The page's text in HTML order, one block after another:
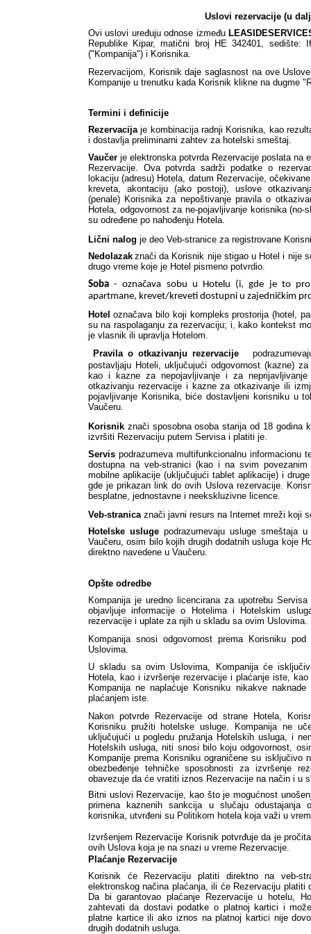
Uslovi rezervacije (u
Ovi uslovi uređuju odnose između
Republike Kipar, matični broj HE 342401, sedište:
("Kompanija") i Korisnika.
Rezervacijom, Korisnik daje saglasnost na ove
Kompanije u trenutku kada Korisnik klikne na dugme
Termini i definicije
Rezervacija je kombinacija radnji Korisnika, kao
i dostavlja preliminarni zahtev za hotelski smeštaj.
Vaučer je elektronska potvrda Rezervacije poslata na
Rezervacije. Ova potvrda sadrži podatke o
lokaciju (adresu) Hotela, datum Rezervacije,
kreveta, akontaciju (ako postoji), uslove
(penale) Korisnika za nepoštivanje pravila o
Hotela, odgovornost za ne-pojavljivanje korisnika
su određene po nahođenju Hotela.
Lični nalog je deo Veb-stranice za registrovane
Nedolazak znači da Korisnik nije stigao u Hotel i nije
drugo vreme koje je Hotel pismeno potvrdio.
Soba - označava sobu u Hotelu (i, gde je to
apartmane, krevet/kreveti dostupni u zajedničkim
Hotel označava bilo koji kompleks prostorija (hotel,
su na raspolaganju za rezervaciju; i, kako kontekst
je vlasnik ili upravlja Hotelom.
Pravila o otkazivanju rezervacije
postavljaju Hoteli, uključujući odgovornost (kazne)
kao i kazne za nepojavljivanje i za
otkazivanju rezervacije i kazne za otkazivanje ili
pojavljivanje Korisnika, biće dostavljeni korisniku u
Vaučeru.
Korisnik znači sposobna osoba starija od 18 godina
izvršiti Rezervaciju putem Servisa i platiti je.
Servis podrazumeva multifunkcionalnu informacionu
dostupna na veb-stranici (kao i na svim
mobilne aplikacije (uključujući tablet aplikacije) i
gde je prikazan link do ovih Uslova rezervacije.
besplatne, jednostavne i neekskluzivne licence.
Veb-stranica znači javni resurs na Internet mreži koji
Hotelske usluge podrazumevaju usluge smeštaja
Vaučeru, osim bilo kojih drugih dodatnih usluga koje
direktno navedene u Vaučeru.
Opšte odredbe
Kompanija je uredno licencirana za upotrebu
objavljuje informacije o Hotelima i Hotelskim
rezervacije i uplate za njih u skladu sa ovim Uslovima.
Kompanija snosi odgovornost prema Korisniku
Uslovima.
U skladu sa ovim Uslovima, Kompanija će
Hotela, kao i izvršenje rezervacije i plaćanje iste,
Kompanija ne naplaćuje Korisniku nikakve
plaćanjem iste.
Nakon potvrde Rezervacije od strane Hotela,
Korisniku pružiti hotelske usluge. Kompanija ne
uključujući u pogledu pružanja Hotelskih usluga, i
Hotelskih usluga, niti snosi bilo koju odgovornost,
Kompanije prema Korisniku ograničene su isključivo
obezbeđenje tehničke sposobnosti za izvršenje
obavezuje da će vratiti iznos Rezervacije na način i u
Bitni uslovi Rezervacije, kao što je mogućnost
primena kaznenih sankcija u slučaju odustajanja
korisnika, utvrđeni su Politikom hotela koja važi u
Izvršenjem Rezervacije Korisnik potvrđuje da je
ovih Uslova koja je na snazi u vreme Rezervacije.
Plaćanje Rezervacije
Korisnik će Rezervaciju platiti direktno na veb-
elektronskog načina plaćanja, ili će Rezervaciju
Da bi garantovao plaćanje Rezervacije u hotelu,
zahtevati da dostavi podatke o platnoj kartici i
platne kartice ili ako iznos na platnoj kartici nije
drugih dodatnih usluga.